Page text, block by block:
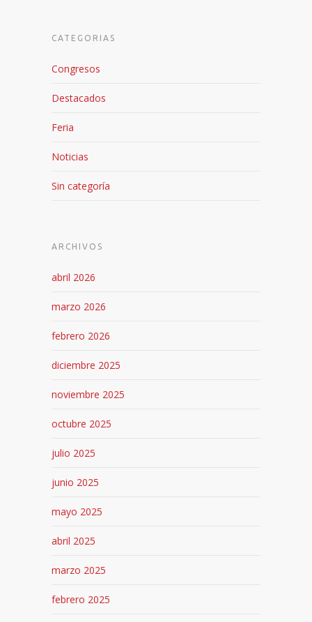
CATEGORIAS
Congresos
Destacados
Feria
Noticias
Sin categoría
ARCHIVOS
abril 2026
marzo 2026
febrero 2026
diciembre 2025
noviembre 2025
octubre 2025
julio 2025
junio 2025
mayo 2025
abril 2025
marzo 2025
febrero 2025